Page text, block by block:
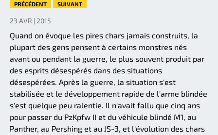
PRÉCÉDENT SUIVANT
23 AVR | 2015
Quand on évoque les pires chars jamais construits, la
plupart des gens pensent à certains monstres nés
avant ou pendant la guerre, le plus souvent produit par
des esprits désespérés dans des situations
désespérées. Après la guerre, la situation s'est
stabilisée et le développement rapide de l'arme blindée
s'est quelque peu ralentie. Il n'avait fallu que cinq ans
pour passer du PzKpfw II et du véhicule blindé M1, au
Panther, au Pershing et au JS-3, et l'évolution des chars